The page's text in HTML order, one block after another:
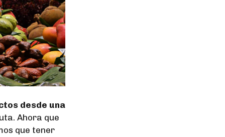
desde una
Ahora que
que tener